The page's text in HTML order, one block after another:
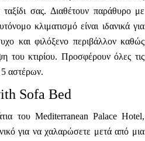
σας. Διαθέτουν παράθυρο με
κλιματισμό είναι ιδανικά για
και φιλόξενο περιβάλλον καθώς
του κτιρίου. Προσφέρουν όλες τις
5 αστέρων.
Sofa Bed
του Mediterranean Palace Hotel,
για να χαλαρώσετε μετά από μια